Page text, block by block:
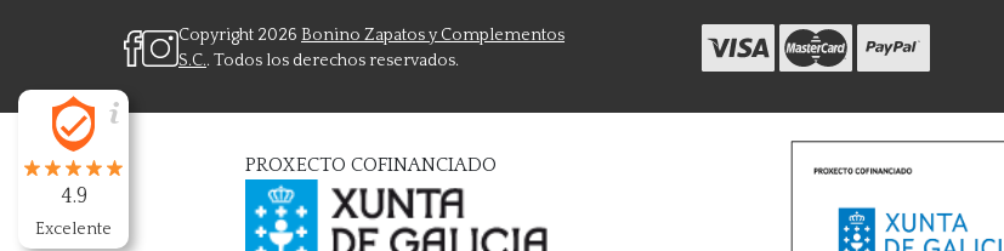
Copyright 2026 Bonino Zapatos y Complementos
S.C.. Todos los derechos reservados.
PROXECTO COFINANCIADO
4.9
Excelente